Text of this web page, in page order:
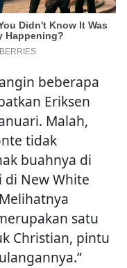
beberapa
Eriksen
Malah,
tidak
buahnya di
di New White
satu
Christian, pintu